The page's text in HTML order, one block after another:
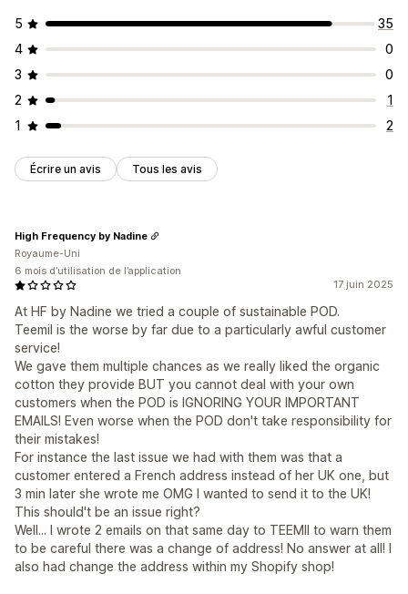
5
35
4
0
3
0
2
1
1
2
Écrire un avis Tous les avis
17 juin 2025
At HF by Nadine we tried a couple of sustainable POD.
Teemil is the worse by far due to a particularly awful customer
service!
We gave them multiple chances as we really liked the organic
cotton they provide BUT you cannot deal with your own
customers when the POD is IGNORING YOUR IMPORTANT
EMAILS! Even worse when the POD don't take responsibility for
their mistakes!
For instance the last issue we had with them was that a
customer entered a French address instead of her UK one, but
3 min later she wrote me OMG I wanted to send it to the UK!
This should't be an issue right?
Well... I wrote 2 emails on that same day to TEEMIl to warn them
to be careful there was a change of address! No answer at all! I
also had change the address within my Shopify shop!
High Frequency by Nadine
Royaume-Uni
6 mois d’utilisation de l’application